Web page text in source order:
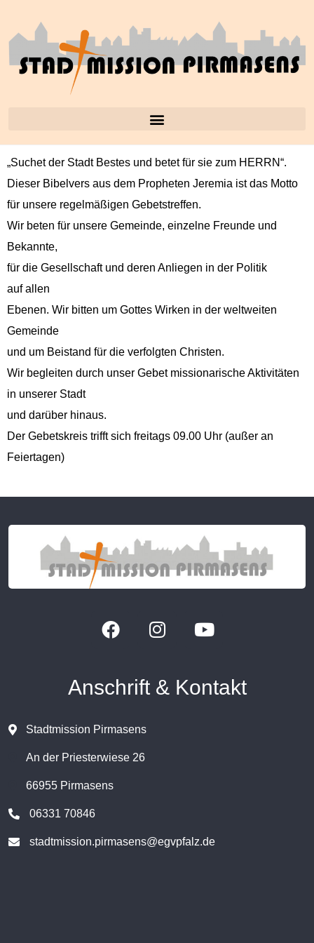
„Suchet der Stadt Bestes und betet für sie zum HERRN“.
Dieser Bibelvers aus dem Propheten Jere­mia ist das Motto
für unsere regelmäßi­gen Gebetstreffen.
Wir beten für unsere Gemeinde, einzelne Fre­unde und
Bekannte,
für die Gesellschaft und deren Anliegen in der Poli­tik
auf allen
Ebe­nen. Wir bit­ten um Gottes Wirken in der weltweit­en
Gemeinde
und um Bei­s­tand für die ver­fol­gten Christen.
Wir begleit­en durch unser Gebet mis­sion­ar­ische Aktiv­itäten
in unser­er Stadt
und darüber hinaus.
Der Gebet­skreis trifft sich fre­itags 09.00 Uhr (außer an
Feiertagen)
Anschrift & Kontakt
Stadtmission Pirmasens
An der Priesterwiese 26
66955 Pirmasens
06331 70846
stadtmission.pirmasens@egvpfalz.de